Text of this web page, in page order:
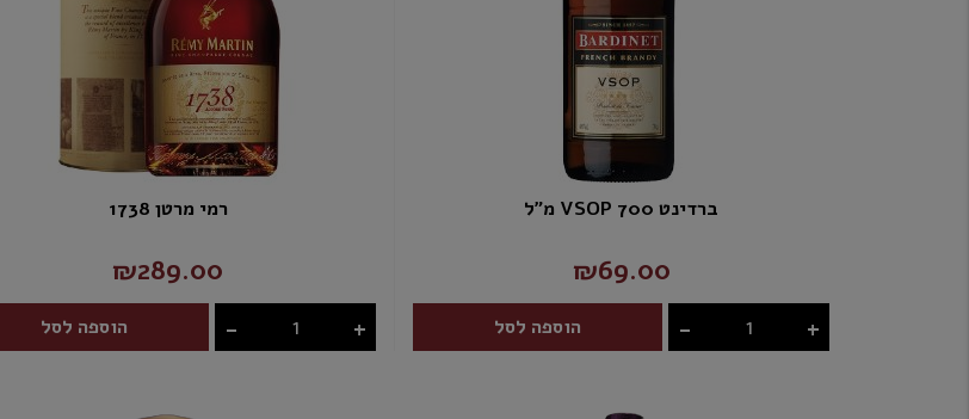
ברדינט VSOP 700 מ"ל
₪69.00
- + הוספה לסל
רמי מרטן 1738
₪289.00
- + הוספה לסל